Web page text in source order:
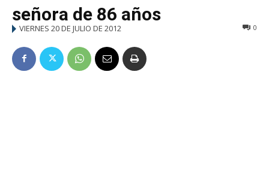
señora de 86 años
VIERNES 20 DE JULIO DE 2012 0